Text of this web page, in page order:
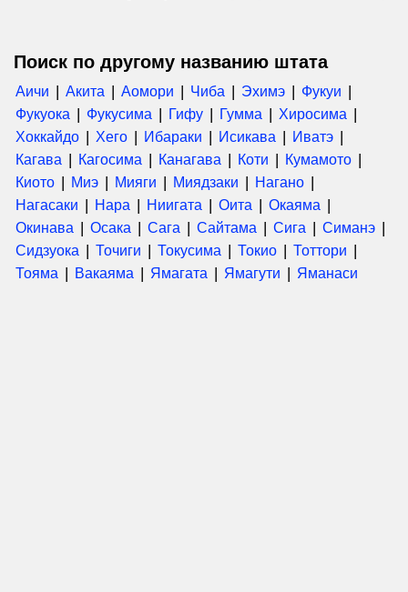
Поиск по другому названию штата
Аичи Акита Аомори Чиба Эхимэ
Фукуи
Фукуока
Фукусима Гифу Гумма
Хиросима
Хоккайдо
Хего Ибараки Исикава
Иватэ
Кагава
Кагосима Канагава Коти
Кумамото
Киото
Миэ Мияги Миядзаки
Нагано
Нагасаки
Нара Ниигата Оита
Окаяма
Окинава
Осака Сага Сайтама Сига
Симанэ
Сидзуока
Точиги Токусима Токио
Тоттори
Тояма
Вакаяма Ямагата Ямагути Яманаси